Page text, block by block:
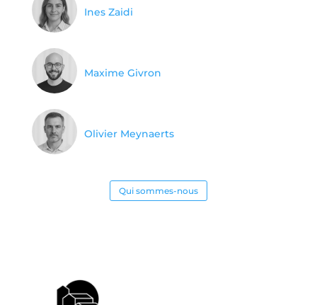
Ines Zaidi
Maxime Givron
Olivier Meynaerts
Qui sommes-nous